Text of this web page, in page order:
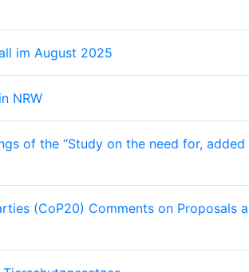
im August 2025
NRW
of the “Study on the need for,
(CoP20) Comments on Proposals